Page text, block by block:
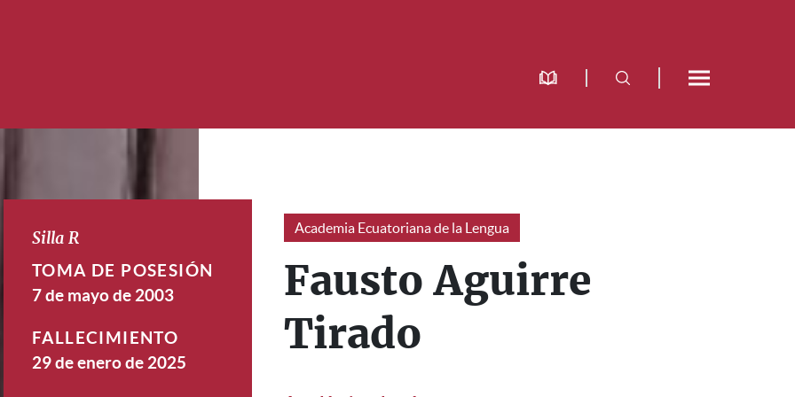
Silla R
TOMA DE POSESIÓN
7 de mayo de 2003
FALLECIMIENTO
29 de enero de 2025
Academia Ecuatoriana de la Lengua
Fausto Aguirre
Tirado